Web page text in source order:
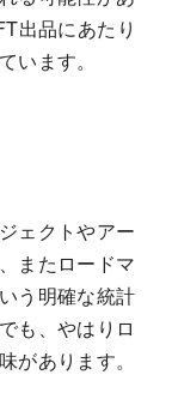
出品にあたり
います。
ェクトやアー
またロードマ
う明確な統計
も、やはりロ
があります。